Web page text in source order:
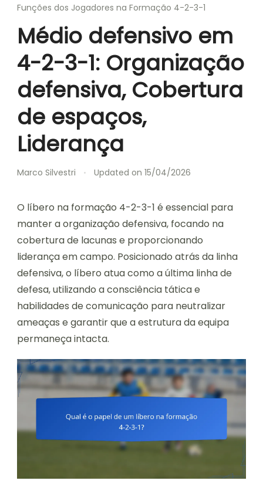
Funções dos Jogadores na Formação 4-2-3-1
Médio defensivo em
4-2-3-1: Organização
defensiva, Cobertura
de espaços,
Liderança
Marco Silvestri Updated on 15/04/2026
O líbero na formação 4-2-3-1 é essencial para
manter a organização defensiva, focando na
cobertura de lacunas e proporcionando
liderança em campo. Posicionado atrás da linha
defensiva, o líbero atua como a última linha de
defesa, utilizando a consciência tática e
habilidades de comunicação para neutralizar
ameaças e garantir que a estrutura da equipa
permaneça intacta.